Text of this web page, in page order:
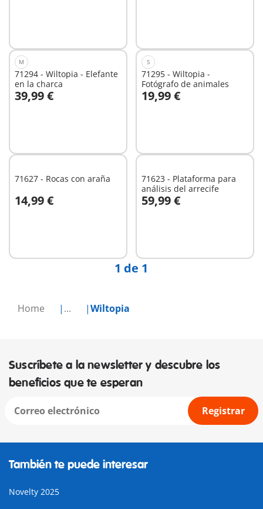
Home ... Wiltopia
M
71294 - Wiltopia - Elefante
en la charca
39,99 €
A la cesta
S
71295 - Wiltopia -
Fotógrafo de animales
19,99 €
71627 - Rocas con araña
14,99 €
71623 - Plataforma para
análisis del arrecife
59,99 €
A la cesta
1 de 1
Suscríbete a la newsletter y descubre los
beneficios que te esperan
Registrar
También te puede interesar
Novelty 2025